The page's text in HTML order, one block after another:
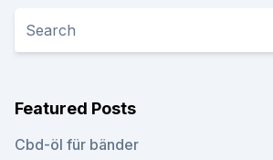
Featured Posts
Cbd-öl für bänder